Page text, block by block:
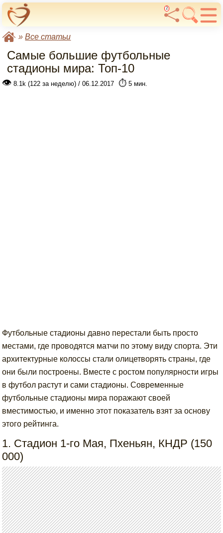
2
»Все статьи
Самые большие футбольные
стадионы мира: Топ-10
👁 8.1k (122 за неделю) / 06.12.2017 ⏱️ 5 мин.
Футбольные стадионы давно перестали быть просто
местами, где проводятся матчи по этому виду спорта. Эти
архитектурные колоссы стали олицетворять страны, где
они были построены. Вместе с ростом популярности игры
в футбол растут и сами стадионы. Современные
футбольные стадионы мира поражают своей
вместимостью, и именно этот показатель взят за основу
этого рейтинга.
1. Стадион 1-го Мая, Пхеньян, КНДР (150
000)